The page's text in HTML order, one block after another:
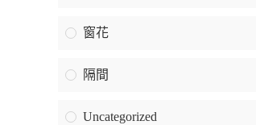
窗花
隔間
Uncategorized